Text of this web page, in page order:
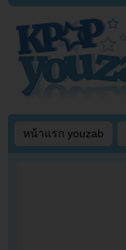
หน้าแรก youzab